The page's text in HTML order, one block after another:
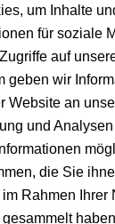
um Inhalte
für soziale
auf
geben wir
Website an
und
die Sie
Rahmen Ihrer